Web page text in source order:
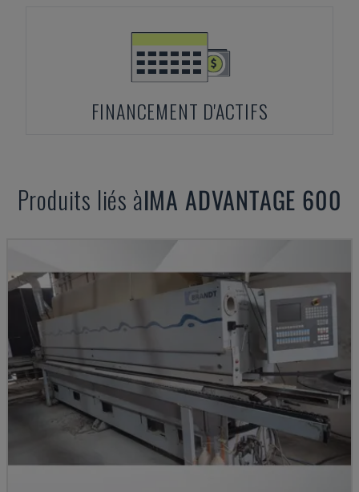
FINANCEMENT D'ACTIFS
Produits liés àIMA ADVANTAGE 600